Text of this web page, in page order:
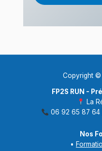
Copyright ©
FP2S RUN -
La
06 92 65 87 64 |
Nos
•